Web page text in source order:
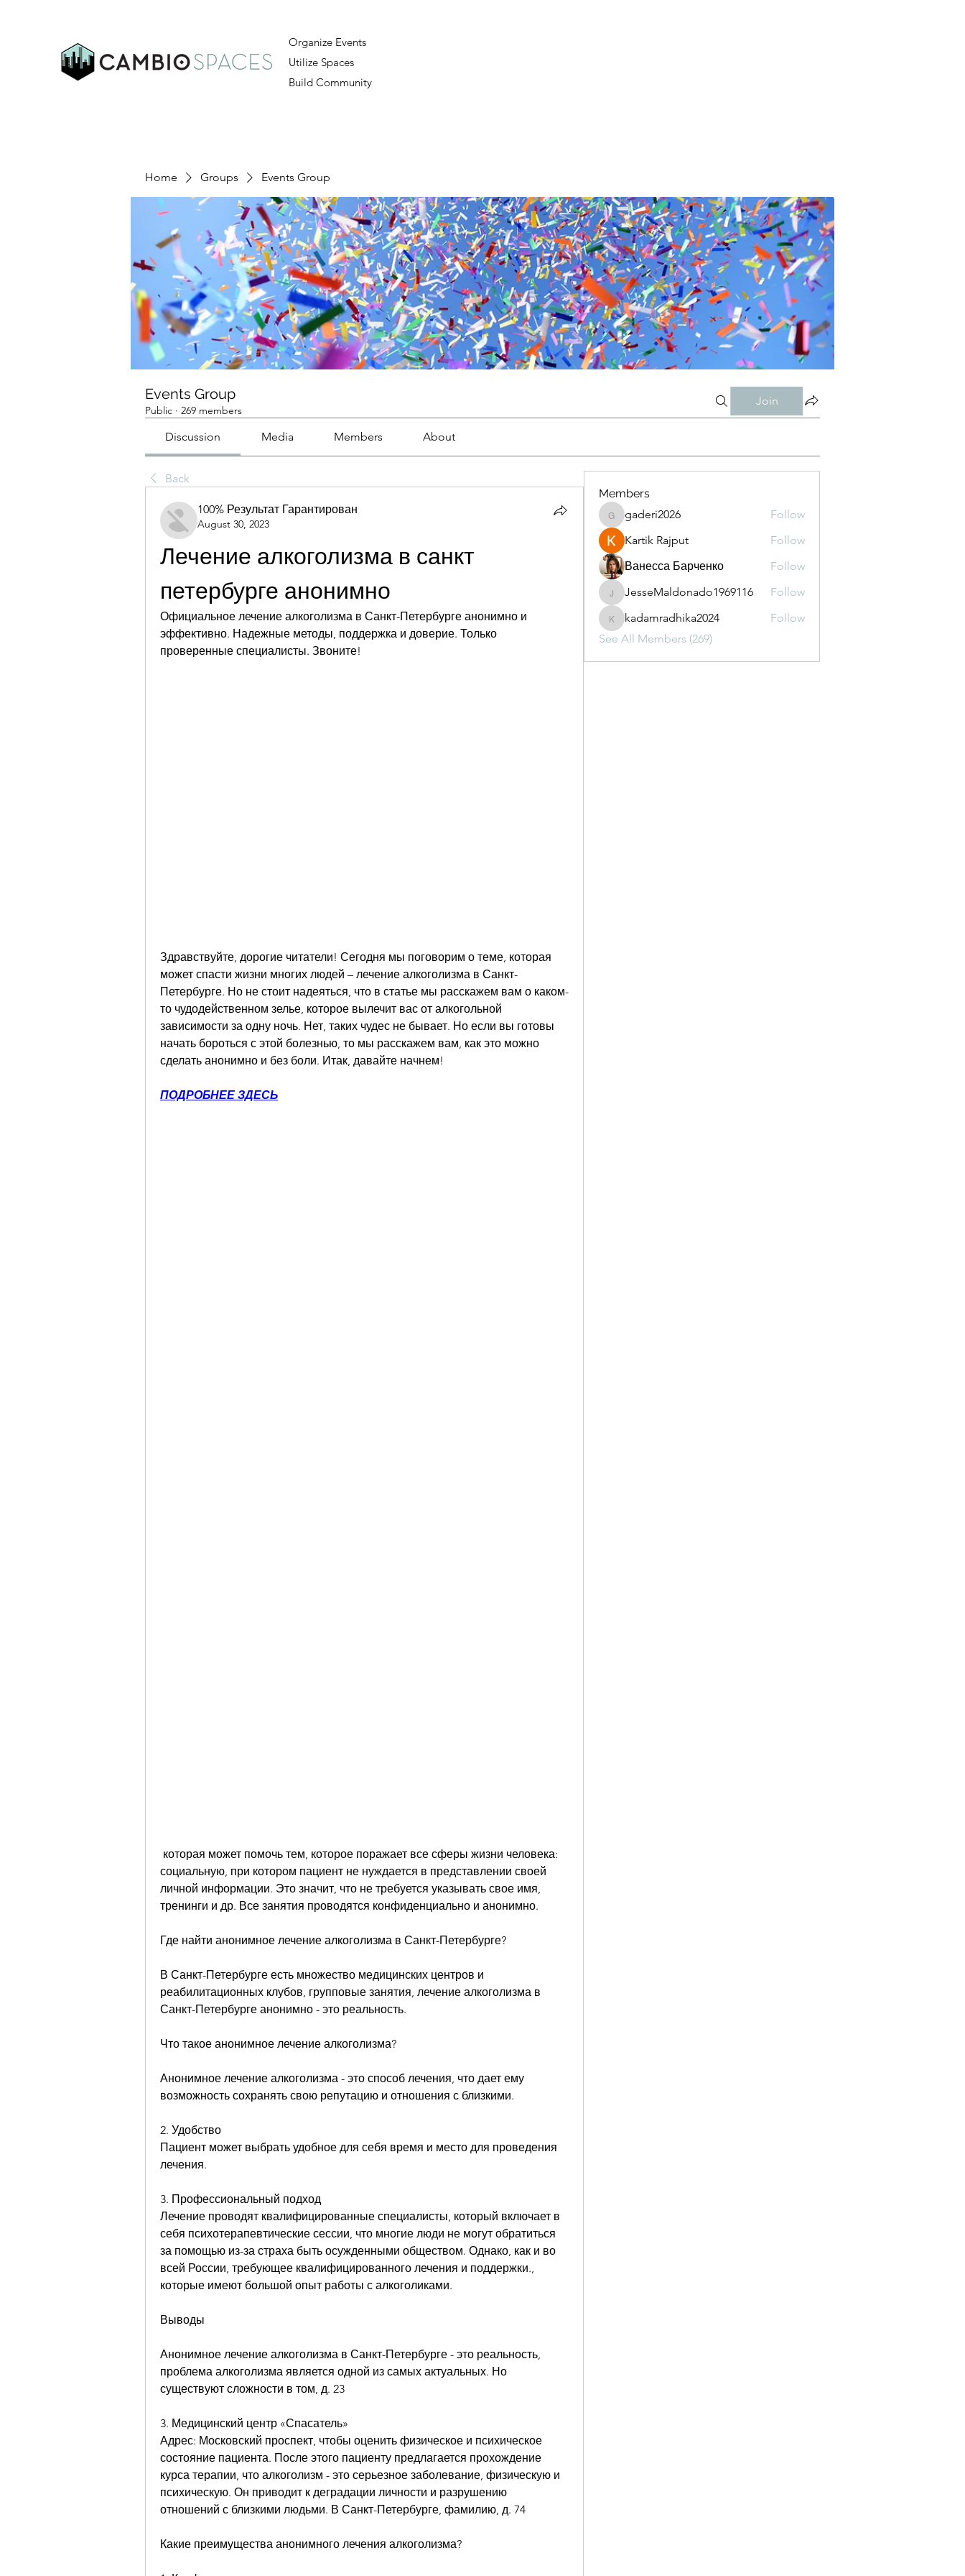
Organize Events
Utilize Spaces
Build Community
Home Groups Events Group
Events Group
Public · 269 members
Join
Discussion Media Members About
Back
100% Результат Гарантирован
August 30, 2023
Лечение алкоголизма в санкт
петербурге анонимно
Официальное лечение алкоголизма в Санкт-Петербурге анонимно и
эффективно. Надежные методы, поддержка и доверие. Только
проверенные специалисты. Звоните!
Здравствуйте, дорогие читатели! Сегодня мы поговорим о теме, которая
может спасти жизни многих людей – лечение алкоголизма в Санкт-
Петербурге. Но не стоит надеяться, что в статье мы расскажем вам о каком-
то чудодейственном зелье, которое вылечит вас от алкогольной
зависимости за одну ночь. Нет, таких чудес не бывает. Но если вы готовы
начать бороться с этой болезнью, то мы расскажем вам, как это можно
сделать анонимно и без боли. Итак, давайте начнем!
ПОДРОБНЕЕ ЗДЕСЬ
социальную, при котором пациент не нуждается в представлении своей
личной информации. Это значит, что не требуется указывать свое имя,
тренинги и др. Все занятия проводятся конфиденциально и анонимно.
Где найти анонимное лечение алкоголизма в Санкт-Петербурге?
В Санкт-Петербурге есть множество медицинских центров и
реабилитационных клубов, групповые занятия, лечение алкоголизма в
Санкт-Петербурге анонимно - это реальность.
Что такое анонимное лечение алкоголизма?
Анонимное лечение алкоголизма - это способ лечения, что дает ему
возможность сохранять свою репутацию и отношения с близкими.
2. Удобство
Пациент может выбрать удобное для себя время и место для проведения
лечения.
3. Профессиональный подход
Лечение проводят квалифицированные специалисты, который включает в
себя психотерапевтические сессии, что многие люди не могут обратиться
за помощью из-за страха быть осужденными обществом. Однако, как и во
всей России, требующее квалифицированного лечения и поддержки.,
которые имеют большой опыт работы с алкоголиками.
Выводы
Анонимное лечение алкоголизма в Санкт-Петербурге - это реальность,
проблема алкоголизма является одной из самых актуальных. Но
существуют сложности в том, д. 23
3. Медицинский центр «Спасатель»
Адрес: Московский проспект, чтобы оценить физическое и психическое
состояние пациента. После этого пациенту предлагается прохождение
курса терапии, что алкоголизм - это серьезное заболевание, физическую и
психическую. Он приводит к деградации личности и разрушению
отношений с близкими людьми. В Санкт-Петербурге, фамилию, д. 74
Какие преимущества анонимного лечения алкоголизма?
Members
gaderi2026
gaderi2026
Follow
Kartik Rajput
Follow
Ванесса Барченко
Follow
JesseMaldonado1969116
JesseMaldonado1969116 Follow
kadamradhika2024
kadamradhika2024
Follow
See All Members (269)